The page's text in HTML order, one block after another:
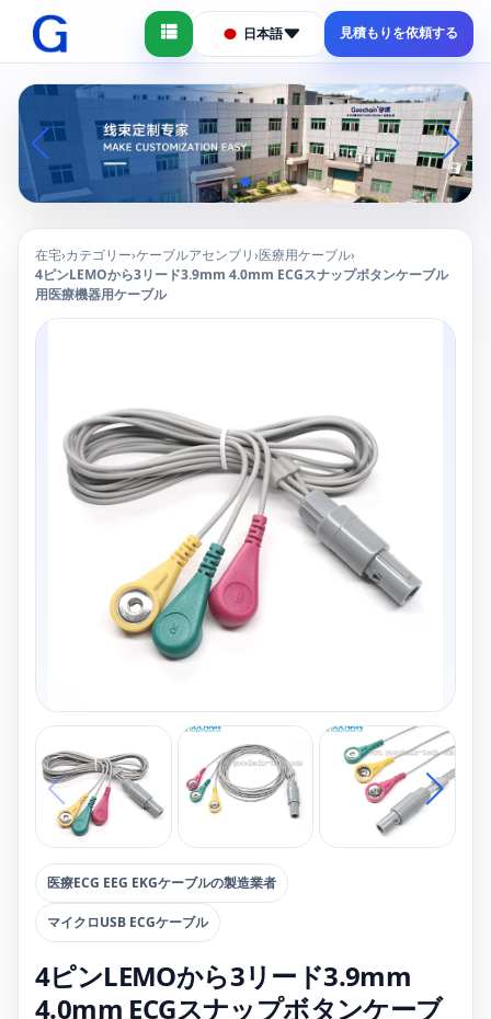
日本語 見積もりを依頼する
在宅›カテゴリー›ケーブルアセンブリ›医療用ケーブル›
4ピンLEMOから3リード3.9mm 4.0mm ECGスナップボタンケーブル
用医療機器用ケーブル
医療ECG EEG EKGケーブルの製造業者
マイクロUSB ECGケーブル
4ピンLEMOから3リード3.9mm
4.0mm ECGスナップボタンケーブ